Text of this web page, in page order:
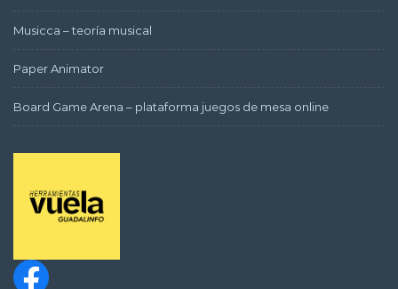
Musicca – teoría musical
Paper Animator
Board Game Arena – plataforma juegos de mesa online